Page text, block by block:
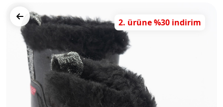
2. ürüne %30 indirim